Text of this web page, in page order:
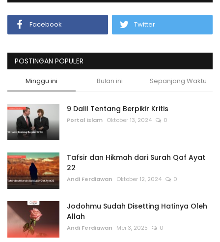
Facebook Twitter
POSTINGAN POPULER
Minggu ini Bulan ini Sepanjang Waktu
9 Dalil Tentang Berpikir Kritis
Portal Islam Oktober 13, 2024 0
Tafsir dan Hikmah dari Surah Qaf Ayat
22
Andi Ferdiawan Oktober 12, 2024 0
Jodohmu Sudah Disetting Hatinya Oleh
Allah
Andi Ferdiawan Mei 3, 2025 0